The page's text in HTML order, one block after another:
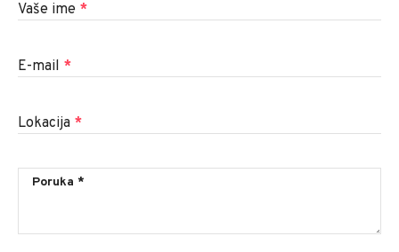
Vaše ime *
E-mail *
Lokacija *